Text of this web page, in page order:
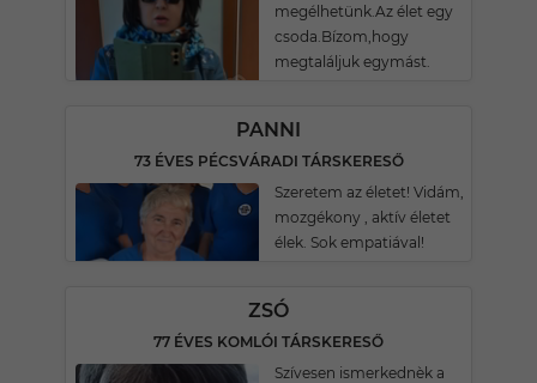
megélhetünk.Az élet egy
csoda.Bízom,hogy
megtaláljuk egymást.
PANNI
73 ÉVES PÉCSVÁRADI TÁRSKERESŐ
Szeretem az életet! Vidám,
mozgékony , aktív életet
élek. Sok empatiával!
ZSÓ
77 ÉVES KOMLÓI TÁRSKERESŐ
Szívesen ismerkednèk a